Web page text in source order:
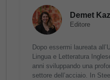
Demet
Editore
Dopo essermi laureata
Lingua e Letteratura
anni sviluppando una
settore dell’acciaio. In